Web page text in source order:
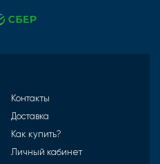
Контакты
Доставка
Как купить?
Личный кабинет